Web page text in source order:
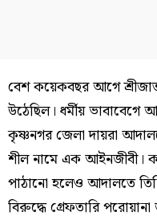
বেশ কয়েকবছর আগে
উঠেছিল। ধর্মীয়
কৃষ্ণনগর জেলা দায়রা
শীল নামে এক আইনজীবী।
পাঠানো হলেও আদালতে
বিরুদ্ধে গ্রেফতারি